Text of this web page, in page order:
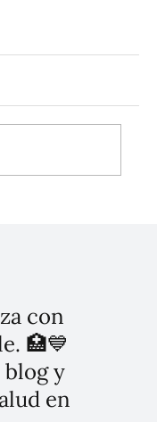
con
🏥💙
blog y
en